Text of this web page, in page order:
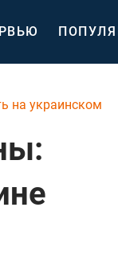
на украинском